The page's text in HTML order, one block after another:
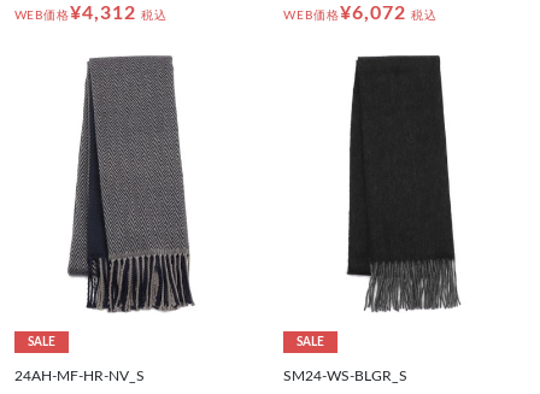
WEB価格¥4,312 税込 WEB価格¥6,072 税込
SALE
24AH-MF-HR-NV_S
SALE
SM24-WS-BLGR_S